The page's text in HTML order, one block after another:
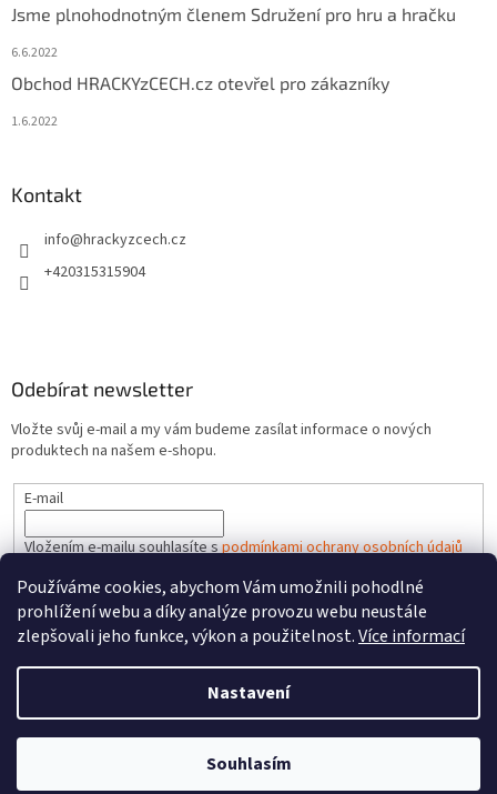
Používáme cookies, abychom Vám umožnili pohodlné
prohlížení webu a díky analýze provozu webu neustále
zlepšovali jeho funkce, výkon a použitelnost.Více informací
Nastavení
Souhlasím
Jsme plnohodnotným členem Sdružení pro hru a hračku
6.6.2022
Obchod HRACKYzCECH.cz otevřel pro zákazníky
1.6.2022
Kontakt
info@hrackyzcech.cz
+420315315904
Odebírat newsletter
Vložte svůj e-mail a my vám budeme zasílat informace o nových
produktech na našem e-shopu.
E-mail
Vložením e-mailu souhlasíte spodmínkami ochrany osobních údajů
PŘIHLÁSIT SE
Vytvořil Shoptet
HRACKYzCECH.cz. Všechna práva vyhrazena.